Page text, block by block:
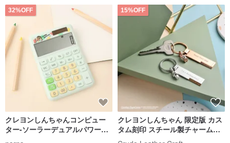
32%OFF
クレヨンしんちゃんコンピュー
ター-ソーラーデュアルパワーコ
15%OFF
クレヨンしんちゃん 限定版 カス
タム刻印 スチール製チャームキ
ーホルダー (2色)